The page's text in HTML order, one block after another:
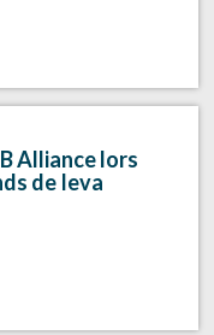
Alliance lors
de Ieva